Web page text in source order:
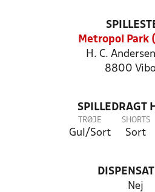
Metropol Park
H. C.
8800
SPILLEDRAGT
TRØJE
Gul/Sort
SHORTS
Sort
Nej